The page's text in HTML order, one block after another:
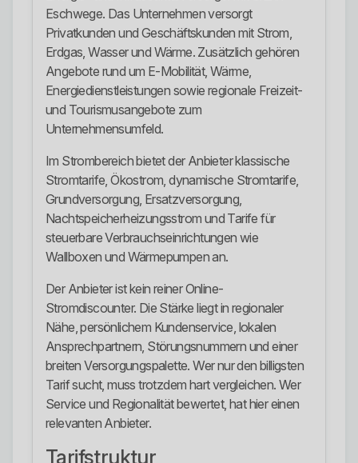
Eschwege. Das Unternehmen versorgt
Privatkunden und Geschäftskunden mit Strom,
Erdgas, Wasser und Wärme. Zusätzlich gehören
Angebote rund um E-Mobilität, Wärme,
Energiedienstleistungen sowie regionale Freizeit-
und Tourismusangebote zum
Unternehmensumfeld.
Im Strombereich bietet der Anbieter klassische
Stromtarife, Ökostrom, dynamische Stromtarife,
Grundversorgung, Ersatzversorgung,
Nachtspeicherheizungsstrom und Tarife für
steuerbare Verbrauchseinrichtungen wie
Wallboxen und Wärmepumpen an.
Der Anbieter ist kein reiner Online-
Stromdiscounter. Die Stärke liegt in regionaler
Nähe, persönlichem Kundenservice, lokalen
Ansprechpartnern, Störungsnummern und einer
breiten Versorgungspalette. Wer nur den billigsten
Tarif sucht, muss trotzdem hart vergleichen. Wer
Service und Regionalität bewertet, hat hier einen
relevanten Anbieter.
Tarifstruktur